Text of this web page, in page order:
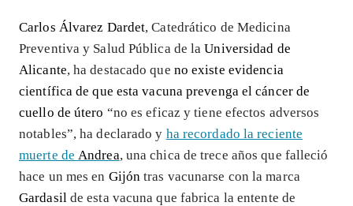
Carlos Álvarez Dardet, Catedrático de Medicina
Preventiva y Salud Pública de laUniversidad de
Alicante, ha destacado que no existe evidencia
científica de que esta vacuna prevenga el cáncer de
cuello de útero “no es eficaz y tiene efectos adversos
notables”, ha declarado y ha recordado la reciente
muerte de Andrea, una chica de trece años que falleció
hace un mes en Gijón tras vacunarse con la marca
Gardasil de esta vacuna que fabrica la entente de